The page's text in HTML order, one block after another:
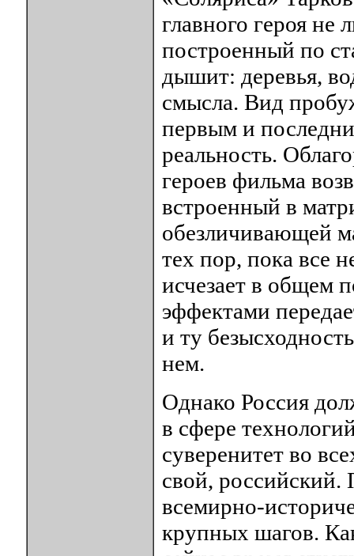
главного героя
построенный по
дышит: деревья,
смысла. Вид
первым и
реальность.
героев фильма
встроенный в
обезличивающей
тех пор, пока все
исчезает в общем
эффектами
и ту
нем.
Однако Россия
в сфере
суверенитет во
свой, российский.
всемирно-
крупных шагов.